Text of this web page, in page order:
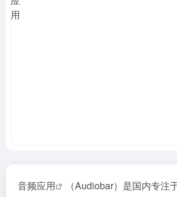
音频应用
（Audiobar）是国内专注